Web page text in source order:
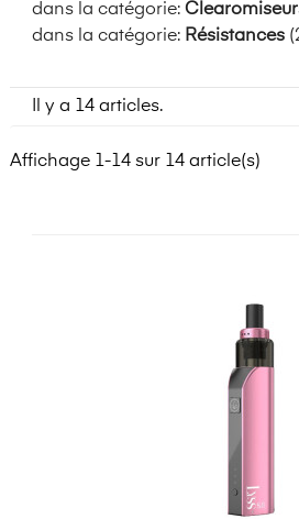
dans la catégorie:
dans la catégorie: Résistances
Il y a 14 articles.
Affichage 1-14 sur 14 article(s)